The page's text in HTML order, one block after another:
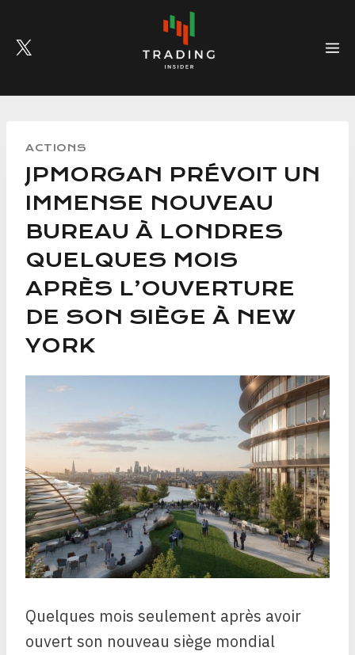
content
ACTIONS
JPMORGAN PRÉVOIT UN
IMMENSE NOUVEAU
BUREAU À LONDRES
QUELQUES MOIS
APRÈS L’OUVERTURE
DE SON SIÈGE À NEW
YORK
Quelques mois seulement après avoir
ouvert son nouveau siège mondial